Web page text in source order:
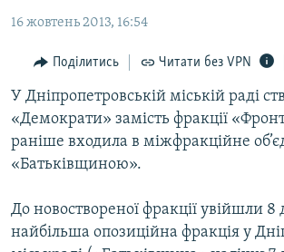
основної
Перейти
пошуку
БЛОГИ
ПОГЛЯД
ІНТЕРВ'Ю
ВСЕ ЗА ДЕНЬ
СПЕЦПРОЕКТИ
ВІДЕОУРОКИ «ELIFBE»
16 жовтень 2013, 16:54
Поділитись Читати без VPN
У Дніпропетровській міській раді
«Демократи» замість фракції
раніше входила в міжфракційне
«Батьківщиною».
До новоствореної фракції увійшли 8
найбільша опозиційна фракція у